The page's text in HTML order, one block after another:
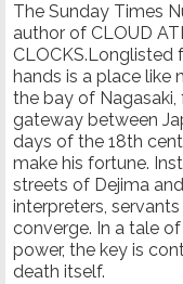
The Sunday Times
author of CLOUD
CLOCKS.Longlisted
hands is a place like
the bay of
gateway between
days of the 18th
make his fortune.
streets of Dejima
interpreters,
converge. In a tale
power, the key is
death itself.